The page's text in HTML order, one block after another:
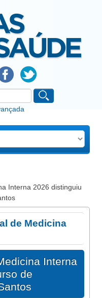
Interna 2026 distinguiu
de Medicina
Interna
de